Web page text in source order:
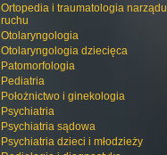
Ortopedia i traumatologia narządu
ruchu
Otolaryngologia
Otolaryngologia dziecięca
Patomorfologia
Pediatria
Położnictwo i ginekologia
Psychiatria
Psychiatria sądowa
Psychiatria dzieci i młodzieży